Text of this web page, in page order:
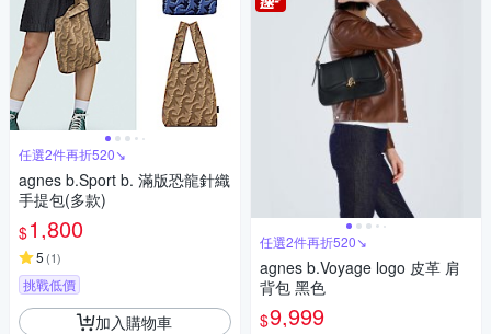
任選2件再折520↘
agnes b.Sport b. 滿版恐龍針織
手提包(多款)
$1,800
5 (1)
挑戰低價
加入購物車
任選2件再折520↘
agnes b.Voyage logo 皮革 肩
背包 黑色
$9,999